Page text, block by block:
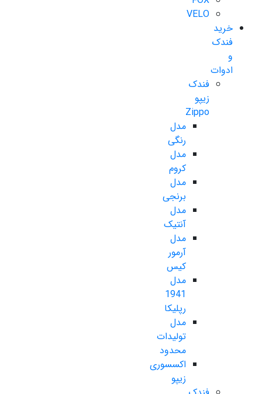
VELO
خرید
فندک
و
ادوات
فندک
زیپو
Zippo
مدل
رنگی
مدل
کروم
مدل
برنجی
مدل
آنتیک
مدل
آرمور
کیس
مدل
1941
رپلیکا
مدل
تولیدات
محدود
اکسسوری
زیپو